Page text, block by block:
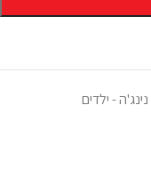
נינג'ה - ילדים